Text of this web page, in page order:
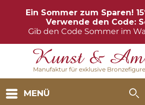
Ein Sommer zum Sparen!
Verwende den Code:
Gib den Code Sommer im
Manufaktur für exklusive
MENÜ